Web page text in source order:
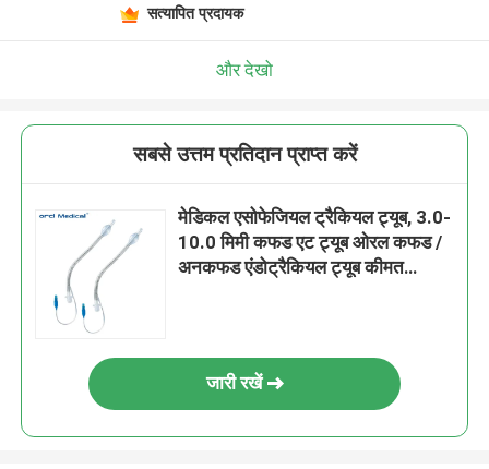
सत्यापित प्रदायक
और देखो
सबसे उत्तम प्रतिदान प्राप्त करें
मेडिकल एसोफेजियल ट्रैकियल ट्यूब, 3.0-
10.0 मिमी कफड एट ट्यूब ओरल कफड /
अनकफड एंडोट्रैकियल ट्यूब कीमत
जारी रखें